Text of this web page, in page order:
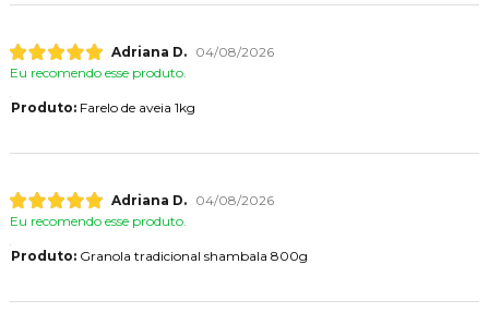
Adriana D.
04/08/2026
Eu recomendo esse produto.
Produto:Farelo de aveia 1kg
Adriana D.
04/08/2026
Eu recomendo esse produto.
Produto:Granola tradicional shambala 800g